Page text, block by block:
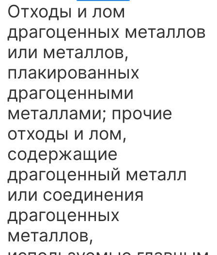
Отходы и лом
драгоценных металлов
или металлов,
плакированных
драгоценными
металлами; прочие
отходы и лом,
содержащие
драгоценный металл
или соединения
драгоценных
металлов,